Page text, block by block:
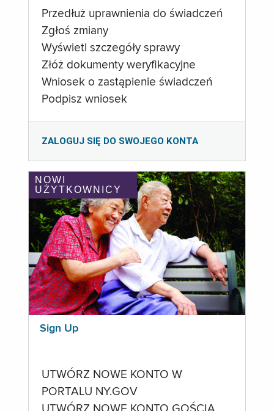
Przedłuż uprawnienia do świadczeń
Zgłoś zmiany
Wyświetl szczegóły sprawy
Złóż dokumenty weryfikacyjne
Wniosek o zastąpienie świadczeń
Podpisz wniosek
ZALOGUJ SIĘ DO SWOJEGO KONTA
NOWI
UŻYTKOWNICY
Sign Up
UTWÓRZ NOWE KONTO W
PORTALU NY.GOV